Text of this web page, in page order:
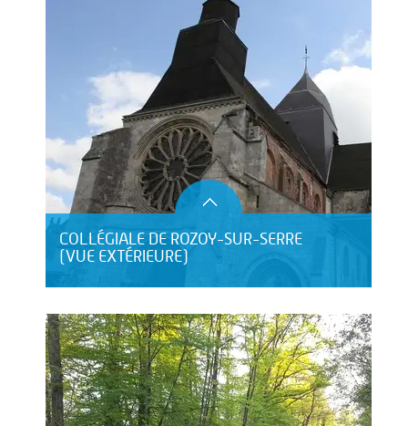
COLLÉGIALE DE ROZOY-SUR-SERRE
(VUE EXTÉRIEURE)